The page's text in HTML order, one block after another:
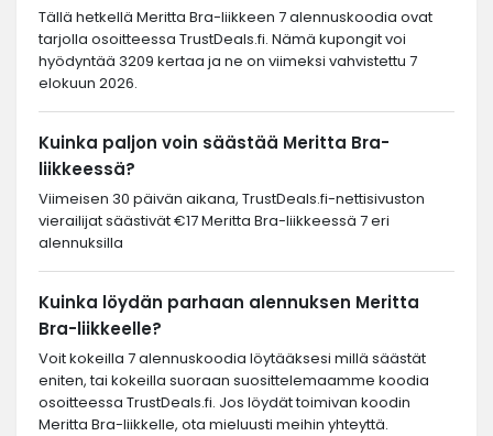
Tällä hetkellä Meritta Bra-liikkeen 7 alennuskoodia ovat
tarjolla osoitteessa TrustDeals.fi. Nämä kupongit voi
hyödyntää 3209 kertaa ja ne on viimeksi vahvistettu 7
elokuun 2026.
Kuinka paljon voin säästää Meritta Bra-
liikkeessä?
Viimeisen 30 päivän aikana, TrustDeals.fi-nettisivuston
vierailijat säästivät €17 Meritta Bra-liikkeessä 7 eri
alennuksilla
Kuinka löydän parhaan alennuksen Meritta
Bra-liikkeelle?
Voit kokeilla 7 alennuskoodia löytääksesi millä säästät
eniten, tai kokeilla suoraan suosittelemaamme koodia
osoitteessa TrustDeals.fi. Jos löydät toimivan koodin
Meritta Bra-liikkelle, ota mieluusti meihin yhteyttä.